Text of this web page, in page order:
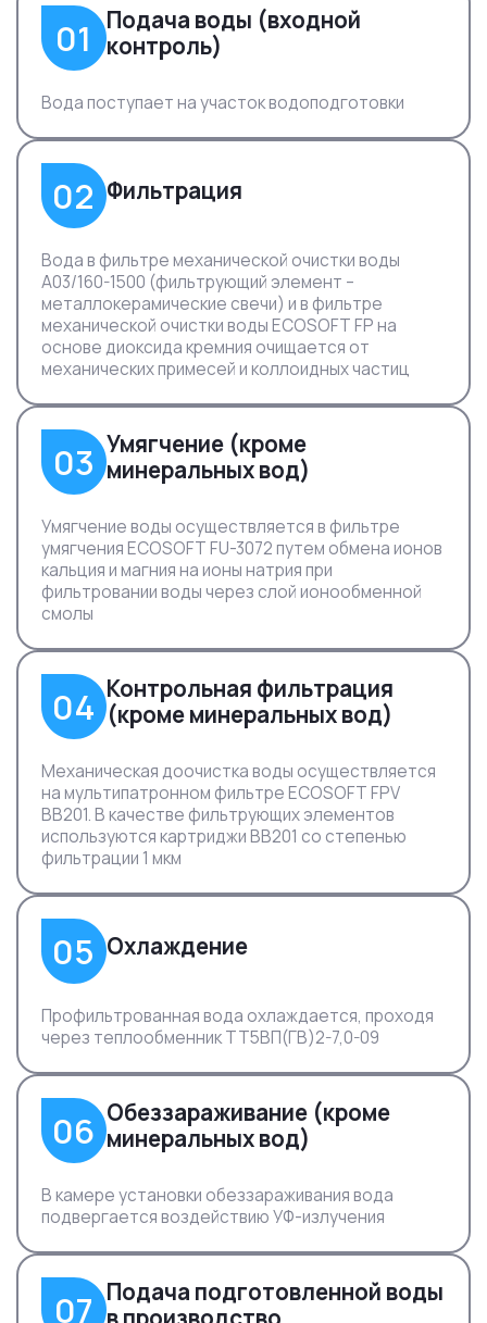
01
Подача воды (входной
контроль)
Вода поступает на участок водоподготовки
02 Фильтрация
Вода в фильтре механической очистки воды
А03/160-1500 (фильтрующий элемент –
металлокерамические свечи) и в фильтре
механической очистки воды ECOSOFT FP на
основе диоксида кремния очищается от
механических примесей и коллоидных частиц
03 Умягчение (кроме
минеральных вод)
Умягчение воды осуществляется в фильтре
умягчения ECOSOFT FU-3072 путем обмена ионов
кальция и магния на ионы натрия при
фильтровании воды через слой ионообменной
смолы
04 Контрольная фильтрация
(кроме минеральных вод)
Механическая доочистка воды осуществляется
на мультипатронном фильтре ECOSOFT FPV
BB201. В качестве фильтрующих элементов
используются картриджи ВВ201 со степенью
фильтрации 1 мкм
05 Охлаждение
Профильтрованная вода охлаждается, проходя
через теплообменник ТТ5ВП(ГВ)2-7,0-09
06 Обеззараживание (кроме
минеральных вод)
В камере установки обеззараживания вода
подвергается воздействию УФ-излучения
07 Подача подготовленной воды